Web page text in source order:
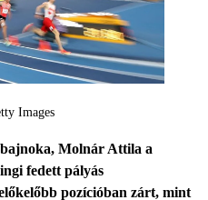
Images
Molnár Attila a
fedett pályás
pozícióban zárt, mint